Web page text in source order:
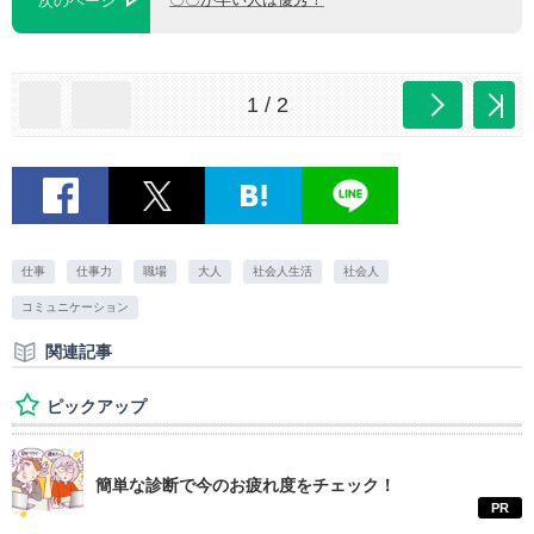
1 / 2
仕事 仕事力 職場 大人 社会人生活 社会人
コミュニケーション
関連記事
ピックアップ
簡単な診断で今のお疲れ度をチェック！
PR